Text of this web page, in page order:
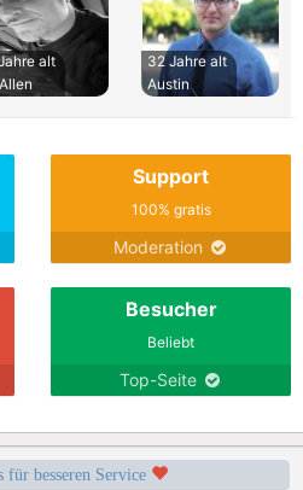
alt
32 Jahre alt
Austin
Support
100% gratis
Moderation
Besucher
Beliebt
Top-Seite
für besseren Service